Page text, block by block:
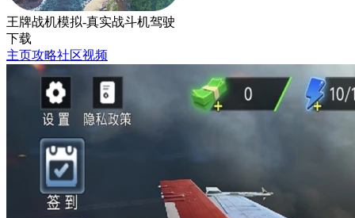
王牌战机模拟-真实战斗机驾驶
下载
主页攻略社区视频